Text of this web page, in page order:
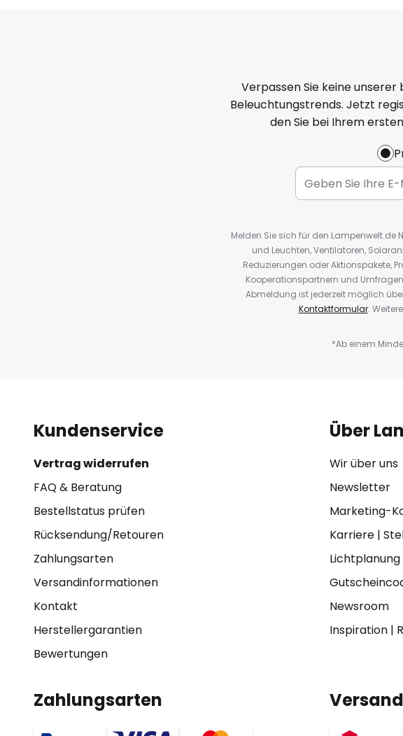
Verpassen Sie keine
Beleuchtungstrends. Jetzt
den Sie bei Ihrem
Melden Sie sich für den Lampenwelt.de
und Leuchten, Ventilatoren,
Reduzierungen oder Aktionspakete,
Kooperationspartnern und
Abmeldung ist jederzeit möglich
Kontaktformular.
*Ab einem
Kundenservice
Vertrag widerrufen
FAQ & Beratung
Bestellstatus prüfen
Rücksendung/Retouren
Zahlungsarten
Versandinformationen
Kontakt
Herstellergarantien
Bewertungen
Über
Wir über uns
Newsletter
Marketing-
Karriere|
Lichtplanung
Newsroom
Inspiration|
Zahlungsarten